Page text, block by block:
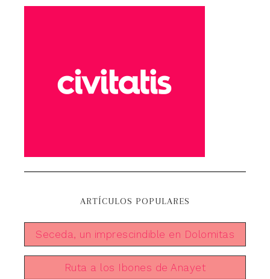
ARTÍCULOS POPULARES
Seceda, un imprescindible en Dolomitas
Ruta a los Ibones de Anayet